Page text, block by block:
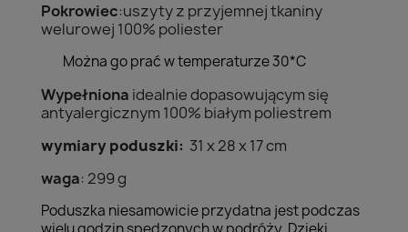
Pokrowiec:uszyty z przyjemnej tkaniny
welurowej 100% poliester
Można go prać w temperaturze 30*C
Wypełniona idealnie dopasowującym się
antyalergicznym 100% białym poliestrem
wymiary poduszki: 31 x 28 x 17 cm
waga: 299 g
Poduszka niesamowicie przydatna jest podczas